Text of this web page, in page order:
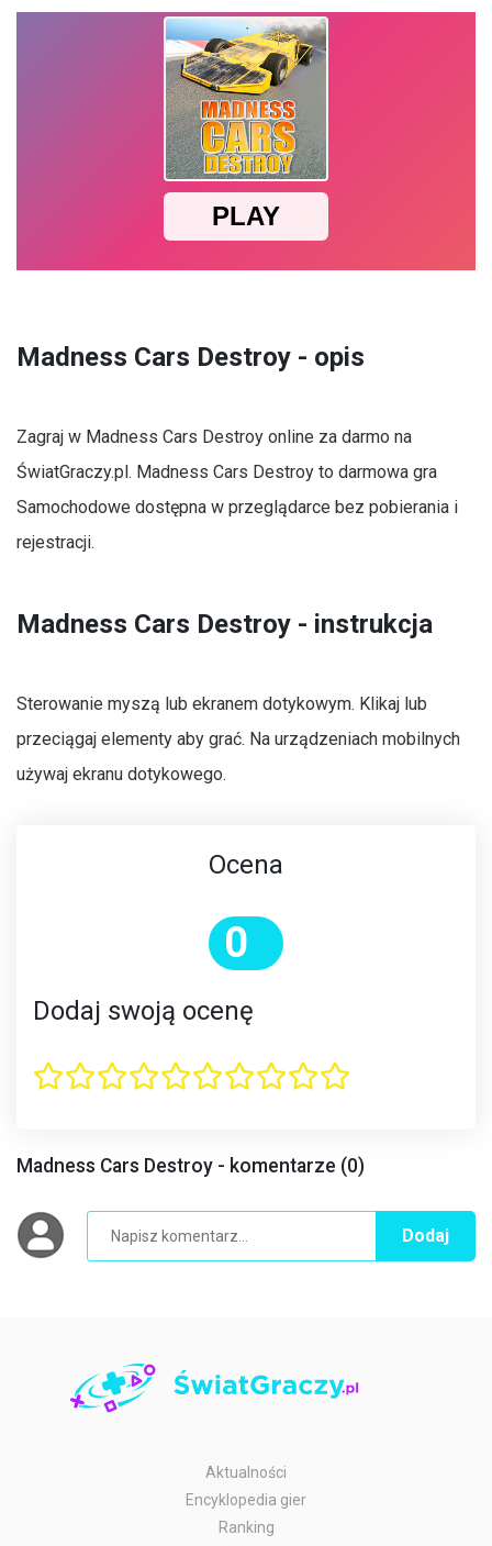
Madness Cars Destroy - opis
Zagraj w Madness Cars Destroy online za darmo na
ŚwiatGraczy.pl. Madness Cars Destroy to darmowa gra
Samochodowe dostępna w przeglądarce bez pobierania i
rejestracji.
Madness Cars Destroy - instrukcja
Sterowanie myszą lub ekranem dotykowym. Klikaj lub
przeciągaj elementy aby grać. Na urządzeniach mobilnych
używaj ekranu dotykowego.
Ocena
0
Dodaj swoją ocenę
Madness Cars Destroy - komentarze (0)
Dodaj
Aktualności
Encyklopedia gier
Ranking